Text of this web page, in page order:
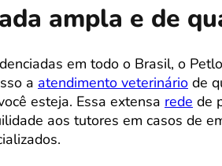
ampla e de
em todo o Brasil, o
a atendimento veterinário de
esteja. Essa extensa rede de
aos tutores em casos de